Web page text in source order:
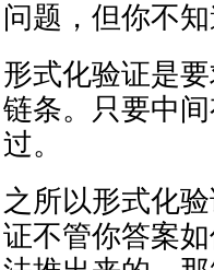
问题，但你不
形式化验证是
链条。只要中
过。
之所以形式化
证不管你答案